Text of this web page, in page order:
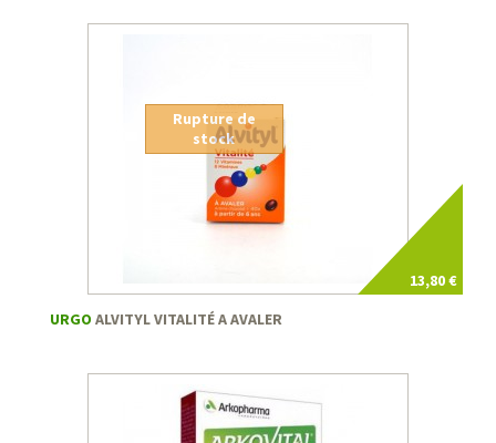
13,80 €
Rupture de
stock
URGO ALVITYL VITALITÉ A AVALER